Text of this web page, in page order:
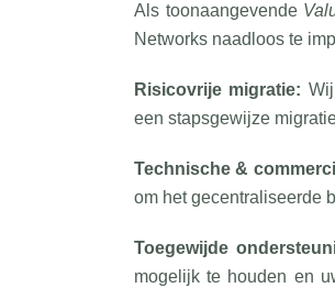
Als toonaangevende
Networks naadloos te
Risicovrije migratie:
een stapsgewijze
Technische &
om het gecentraliseerde
Toegewijde
mogelijk te houden en